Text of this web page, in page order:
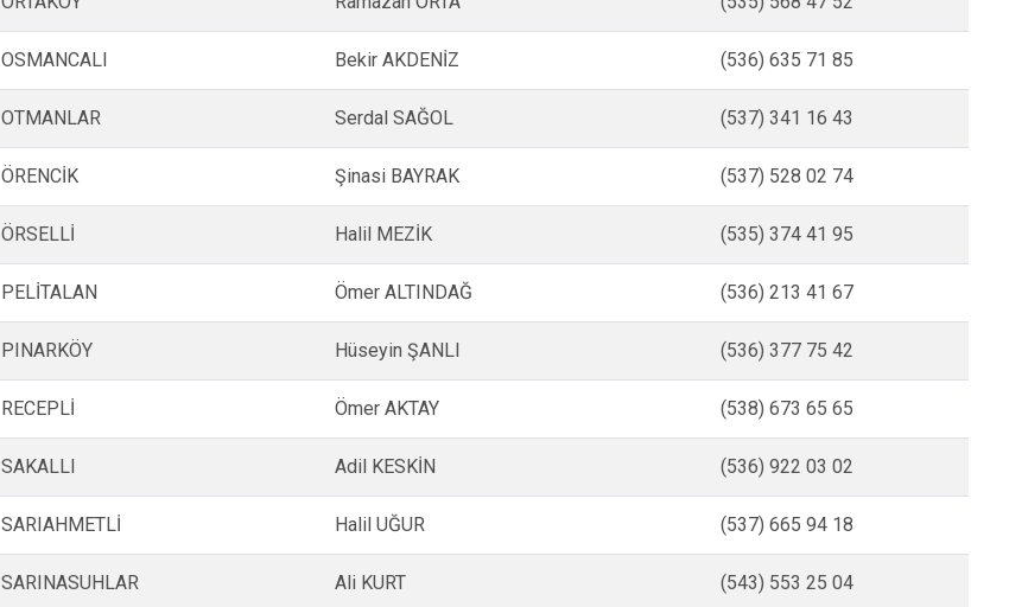
OSMANCALI Bekir AKDENİZ (536) 635 71 85
OTMANLAR Serdal SAĞOL (537) 341 16 43
ÖRENCİK Şinasi BAYRAK (537) 528 02 74
ÖRSELLİ Halil MEZİK (535) 374 41 95
PELİTALAN Ömer ALTINDAĞ (536) 213 41 67
PINARKÖY Hüseyin ŞANLI (536) 377 75 42
RECEPLİ Ömer AKTAY (538) 673 65 65
SAKALLI Adil KESKİN (536) 922 03 02
SARIAHMETLİ Halil UĞUR (537) 665 94 18
SARINASUHLAR Ali KURT (543) 553 25 04